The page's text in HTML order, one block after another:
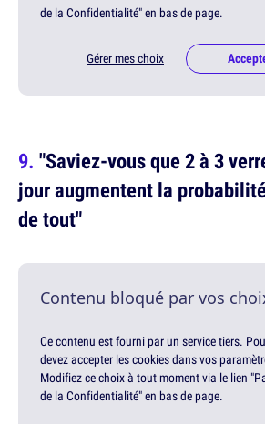
de la Confidentialité" en bas de page.
Gérer mes choix
"Saviez-vous que 2 à 3
jour augmentent la
de tout"
Contenu bloqué par vos
Ce contenu est fourni par un service tiers.
devez accepter les cookies dans vos
Modifiez ce choix à tout moment via le lien
de la Confidentialité" en bas de page.